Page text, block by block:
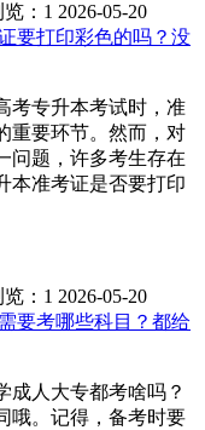
览：1 2026-05-20
要打印彩色的吗？没
考专升本考试时，准
重要环节。然而，对
问题，许多考生存在
本准考证是否要打印
览：1 2026-05-20
要考哪些科目？都给
人大专都考啥吗？
哦。记得，备考时要